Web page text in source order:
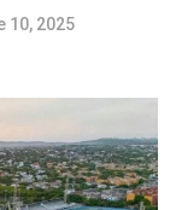
10, 2025